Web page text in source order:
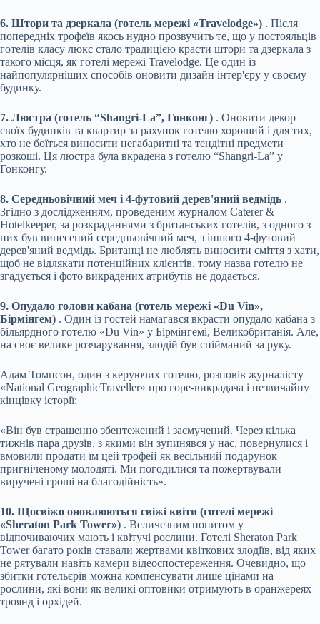
6. Штори та дзеркала (готель мережі «Travelodge») . Після
попередніх трофеїв якось нудно прозвучить те, що у постояльців
готелів класу люкс стало традицією красти штори та дзеркала з
такого місця, як готелі мережі Travelodge. Це один із
найпопулярніших способів оновити дизайн інтер'єру у своєму
будинку.
7. Люстра (готель “Shangri-La”, Гонконг) . Оновити декор
своїх будинків та квартир за рахунок готелю хороший і для тих,
хто не боїться виносити негабаритні та тендітні предмети
розкоші. Ця люстра була вкрадена з готелю “Shangri-La” у
Гонконгу.
8. Середньовічний меч і 4-футовий дерев'яний ведмідь .
Згідно з дослідженням, проведеним журналом Caterer &
Hotelkeeper, за розкраданнями з британських готелів, з одного з
них був винесений середньовічний меч, з іншого 4-футовий
дерев'яний ведмідь. Британці не люблять виносити сміття з хати,
щоб не відлякати потенційних клієнтів, тому назва готелю не
згадується і фото викрадених атрибутів не додається.
9. Опудало голови кабана (готель мережі «Du Vin»,
Бірмінгем) . Один із гостей намагався вкрасти опудало кабана з
більярдного готелю «Du Vin» у Бірмінгемі, Великобританія. Але,
на своє велике розчарування, злодій був спійманий за руку.
Адам Томпсон, один з керуючих готелю, розповів журналісту
«Nationаl GeographicTraveller» про горе-викрадача і незвичайну
кінцівку історії:
«Він був страшенно збентежений і засмучений. Через кілька
тижнів пара друзів, з якими він зупинявся у нас, повернулися і
вмовили продати їм цей трофей як весільний подарунок
пригніченому молодяті. Ми погодилися та пожертвували
виручені гроші на благодійність».
10. Щосвіжо оновлюються свіжі квіти (готелі мережі
«Sheraton Park Tower») . Величезним попитом у
відпочиваючих мають і квітучі рослини. Готелі Sheraton Park
Tower багато років ставали жертвами квіткових злодіїв, від яких
не рятували навіть камери відеоспостереження. Очевидно, що
збитки готельєрів можна компенсувати лише цінами на
рослини, які вони як великі оптовики отримують в оранжереях
троянд і орхідей.